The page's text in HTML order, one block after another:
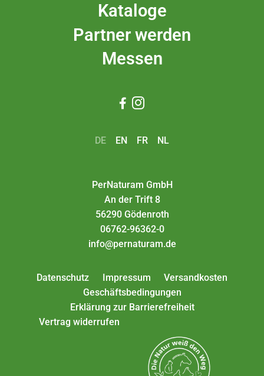
Kataloge
Partner werden
Messen
 
DE EN FR NL
PerNaturam GmbH
An der Trift 8
56290 Gödenroth
06762-96362-0
info@pernaturam.de
Datenschutz Impressum
Versandkosten
Geschäftsbedingungen
Erklärung zur Barrierefreiheit
Vertrag widerrufen